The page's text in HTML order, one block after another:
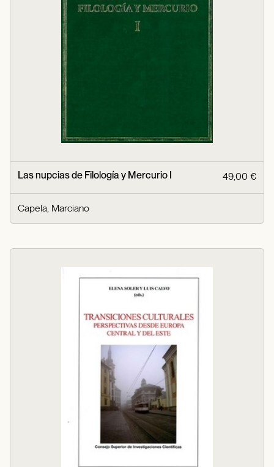
Las nupcias de Filología y Mercurio I 49,00 €
Capela, Marciano